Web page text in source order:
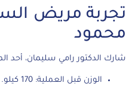
تجربة مريض
محمود
شارك الدكتور رامي سليمان، أحد
الوزن قبل العملية: 170 كيلو.